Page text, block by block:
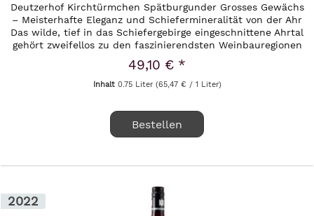
Deutzerhof Kirchtürmchen Spätburgunder Grosses Gewächs
– Meisterhafte Eleganz und Schiefermineralität von der Ahr
Das wilde, tief in das Schiefergebirge eingeschnittene Ahrtal
gehört zweifellos zu den faszinierendsten Weinbauregionen
49,10 € *
Inhalt 0.75 Liter (65,47 € / 1 Liter)
Bestellen
2022